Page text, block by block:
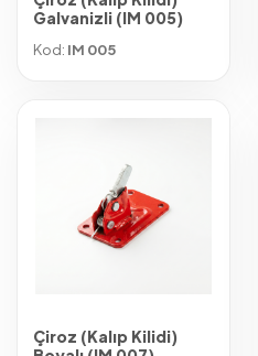
Galvanizli (IM 005)
Kod: IM 005
Çiroz (Kalıp Kilidi)